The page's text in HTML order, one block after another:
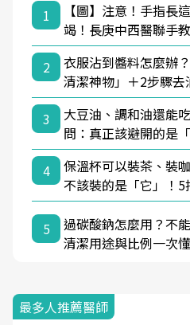
1
【圖】注意！手指長
竭！長庚中西醫聯手
2
衣服沾到醬料怎麼辦
清潔神物」＋2步驟去
3
大豆油、調和油還能
問：真正該避開的是
4
保溫杯可以裝茶、裝
不該裝的是「它」！5
5
過碳酸鈉怎麼用？不
清潔用途與比例一次懂
最多人推薦醫師